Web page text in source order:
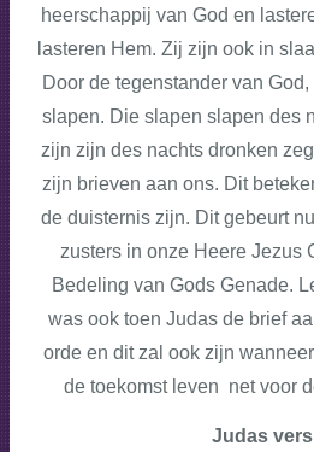
heerschappij van God en
lasteren Hem. Zij zijn ook in
Door de tegenstander van
slapen. Die slapen slapen des
zijn zijn des nachts dronken
zijn brieven aan ons. Dit
de duisternis zijn. Dit gebeurt
zusters in onze Heere Jezus
Bedeling van Gods Genade.
was ook toen Judas de brief
orde en dit zal ook zijn
de toekomst leven net voor
Judas